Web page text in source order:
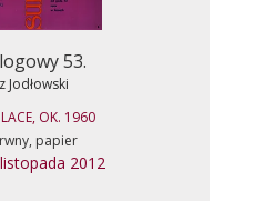
53.
Jodłowski
OK. 1960
papier
2012